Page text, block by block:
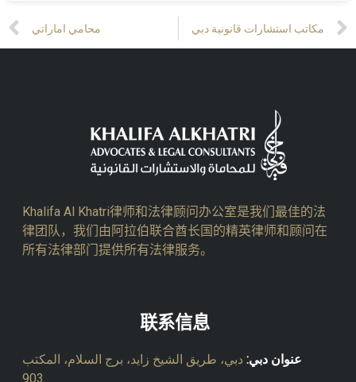
Prev
محامي اماراتي مكاتب استشارات قانونية دبي
Khalifa Al Khatri律师和法律顾问办公室是我们最佳的法
律团队，我们由阿拉伯联合酋长国的精英律师和顾问在
所有法律部门提供所有法律服务。
联系信息
عنوان دبي: دبي، طريق الشيخ زايد، برج السلام، المكتب